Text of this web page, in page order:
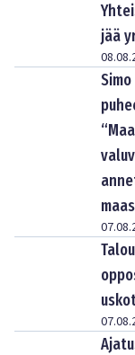
jää